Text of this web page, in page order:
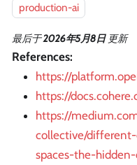
production-ai
最后于2026年5月8日 更新
References:
https://
https://
https://
collective/
spaces-the-